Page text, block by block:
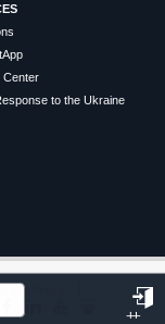
サ
Center
to the Ukraine
Policy